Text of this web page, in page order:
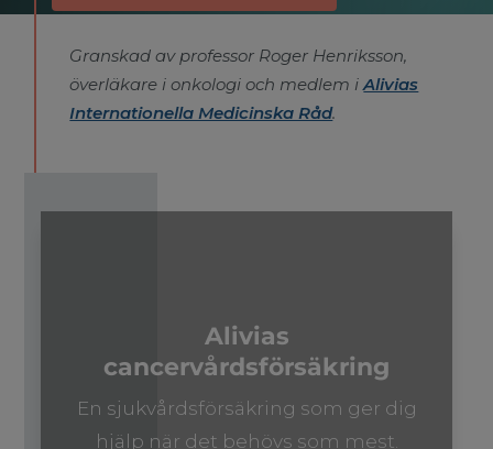
Granskad av professor Roger Henriksson,
överläkare i onkologi och medlem iAlivias
Internationella Medicinska Råd.
Alivias
cancervårdsförsäkring
En sjukvårdsförsäkring som ger dig
hjälp när det behövs som mest.